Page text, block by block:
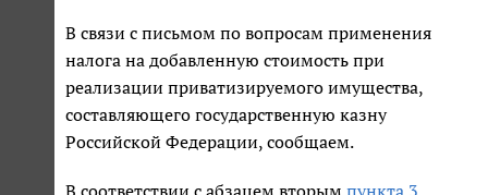
В связи с письмом по вопросам применения
налога на добавленную стоимость при
реализации приватизируемого имущества,
составляющего государственную казну
Российской Федерации, сообщаем.
В соответствии с абзацем вторым пункта 3